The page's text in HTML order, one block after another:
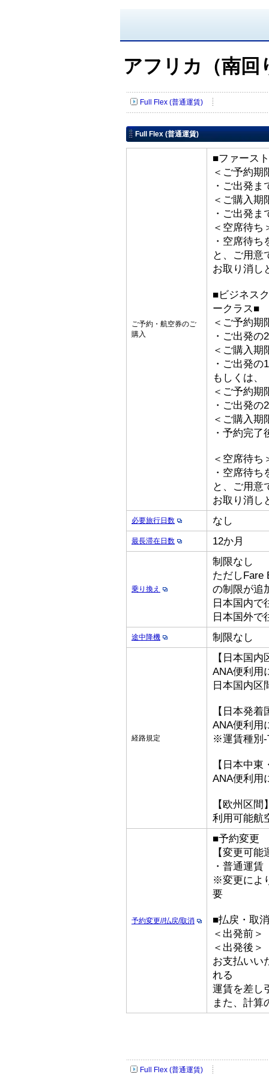
アフリカ（南回
Full Flex (普通運賃)
Full Flex (普通運賃)
ご予約・航空券のご
購入
■ファース
＜ご予約期
・ご出発ま
＜ご購入期
・ご出発ま
＜空席待ち
・空席待
と、ご用意
お取り消し
■ビジネス
ークラス■
＜ご予約期
・ご出発の
＜ご購入期
・ご出発の
もしくは、
＜ご予約期
・ご出発の
＜ご購入期
・予約完了
＜空席待ち
・空席待
と、ご用意
お取り消し
必要旅行日数 なし
最長滞在日数 12か月
乗り換え
制限なし
ただしFare
の制限が追
日本国内で
日本国外で
途中降機 制限なし
経路規定
【日本国内
ANA便利用
日本国内区
【日本発
ANA便利用
※運賃種別-
【日本中
ANA便利用
【欧州区間
利用可能航
予約変更//払戻/取消
■予約変更
【変更可能
・普通運賃
※変更によ
要
■払戻・取消
＜出発前
＜出発後＞
お支払いい
れる
運賃を差し
また、計
Full Flex (普通運賃)